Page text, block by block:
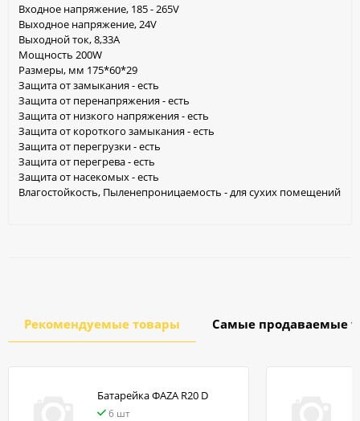
Входное напряжение, 185 - 265V
Выходное напряжение, 24V
Выходной ток, 8,33A
Мощность 200W
Размеры, мм 175*60*29
Защита от замыкания - есть
Защита от перенапряжения - есть
Защита от низкого напряжения - есть
Защита от короткого замыкания - есть
Защита от перегрузки - есть
Защита от перегрева - есть
Защита от насекомых - есть
Влагостойкость, Пыленепроницаемость - для сухих помещений
Рекомендуемые товары Самые продаваемые
Батарейка ФАZA R20 D
6 шт